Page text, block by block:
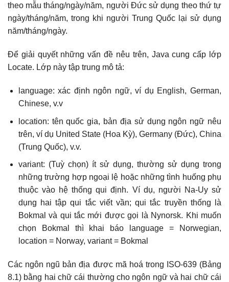
theo mẫu tháng/ngày/năm, người Đức sử dụng theo thứ tự
ngày/tháng/năm, trong khi người Trung Quốc lại sử dụng
năm/tháng/ngày.
Để giải quyết những vấn đề nêu trên, Java cung cấp lớp
Locate. Lớp này tập trung mô tả:
language: xác định ngôn ngữ, ví dụ English, German,
Chinese, v.v
location: tên quốc gia, bản địa sử dụng ngôn ngữ nêu
trên, ví dụ United State (Hoa Kỳ), Germany (Đức), China
(Trung Quốc), v.v.
variant: (Tuỳ chọn) ít sử dụng, thường sử dụng trong
những trường hợp ngoại lệ hoặc những tình huống phụ
thuộc vào hệ thống qui định. Ví dụ, người Na-Uy sử
dụng hai tập qui tắc viết vần; qui tắc truyền thống là
Bokmal và qui tắc mới được gọi là Nynorsk. Khi muốn
chọn Bokmal thì khai báo language = Norwegian,
location = Norway, variant = Bokmal
Các ngôn ngũ bản địa được mã hoá trong ISO-639 (Bảng
8.1) bằng hai chữ cái thường cho ngôn ngữ và hai chữ cái